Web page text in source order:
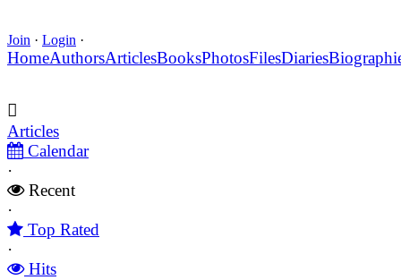
Join · Login ·
HomeAuthorsArticlesBooksPhotosFilesDiaries
Articles
Calendar
·
Recent
·
Top Rated
·
Hits